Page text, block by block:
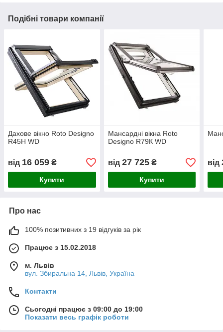
Подібні товари компанії
Дахове вікно Roto Designo
R45H WD
від 16 059 ₴
Купити
Мансардні вікна Roto
Designo R79К WD
від 27 725₴
Купити
від
Про нас
100% позитивних з 19 відгуків за рік
Працює з 15.02.2018
м. Львів
вул. Збиральна 14, Львів, Україна
Контакти
Сьогодні працює з 09:00 до 19:00
Показати весь графік роботи